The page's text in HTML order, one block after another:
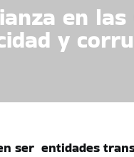
en las
y
ser entidades